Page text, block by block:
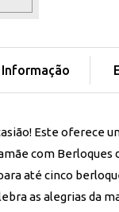
Informação
Este oferece
com Berloques
até cinco
as alegrias da